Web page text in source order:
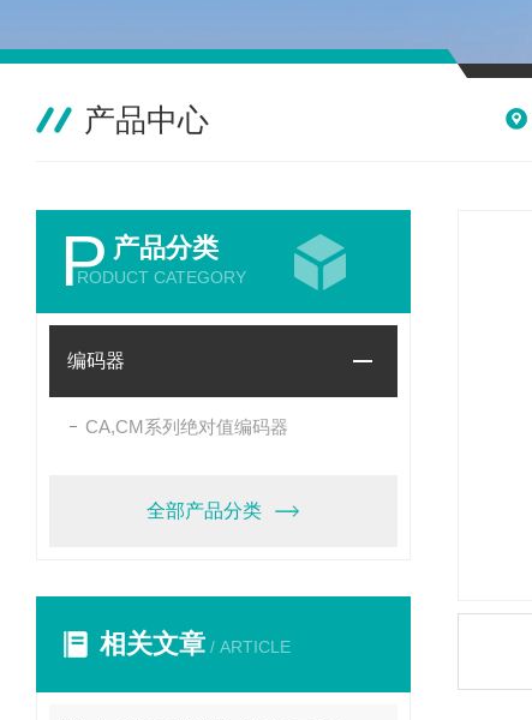
产品中心
P 产品分类
RODUCT CATEGORY
编码器
CA,CM系列绝对值编码器
全部产品分类
相关文章 / ARTICLE